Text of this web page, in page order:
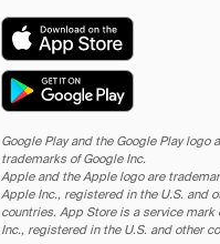
Google Play and the Google Play logo
trademarks of Google Inc.
Apple and the Apple logo are
Apple Inc., registered in the U.S. and
countries. App Store is a service mark
Inc., registered in the U.S. and other